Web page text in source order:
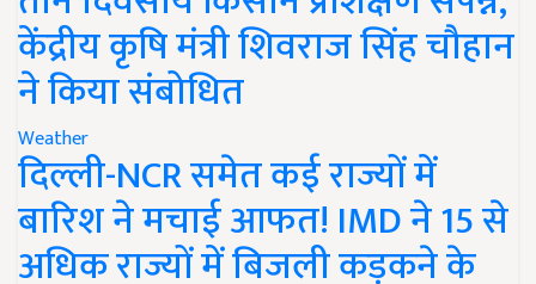
केंद्रीय कृषि मंत्री शिवराज सिंह चौहान
ने किया संबोधित
Weather
दिल्ली-NCR समेत कई राज्यों में
बारिश ने मचाई आफत! IMD ने 15 से
अधिक राज्यों में बिजली कड़कने के